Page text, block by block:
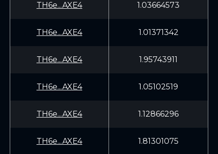
TH6e...AXE4 1.03664573
TH6e...AXE4 1.01371342
TH6e...AXE4 1.95743911
TH6e...AXE4 1.05102519
TH6e...AXE4 1.12866296
TH6e...AXE4 1.81301075